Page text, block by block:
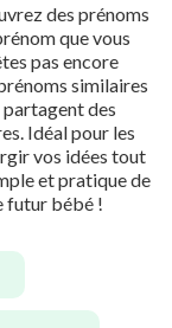
des prénoms
que vous
pas encore
similaires
partagent des
Idéal pour les
vos idées tout
et pratique de
futur bébé !